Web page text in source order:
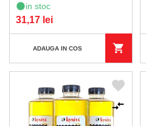
in stoc
31,17 lei
ADAUGA IN COS